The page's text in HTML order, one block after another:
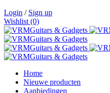
Login / Sign up
Wishlist (0)
Home
Nieuwe producten
Aanbiedingen